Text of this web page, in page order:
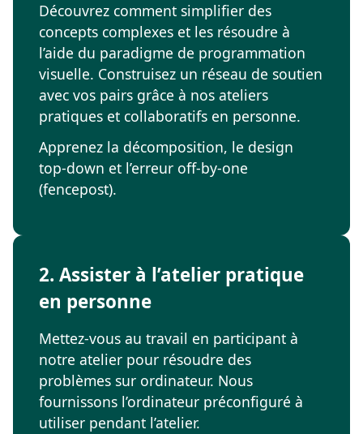
Découvrez comment simplifier des
concepts complexes et les résoudre à
l’aide du paradigme de programmation
visuelle. Construisez un réseau de soutien
avec vos pairs grâce à nos ateliers
pratiques et collaboratifs en personne.
Apprenez la décomposition, le design
top-down et l’erreur off-by-one
(fencepost).
2. Assister à l’atelier pratique
en personne
Mettez-vous au travail en participant à
notre atelier pour résoudre des
problèmes sur ordinateur. Nous
fournissons l’ordinateur préconfiguré à
utiliser pendant l’atelier.